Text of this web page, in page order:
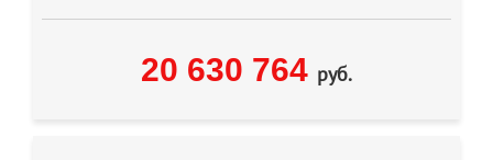
20 630 764 руб.